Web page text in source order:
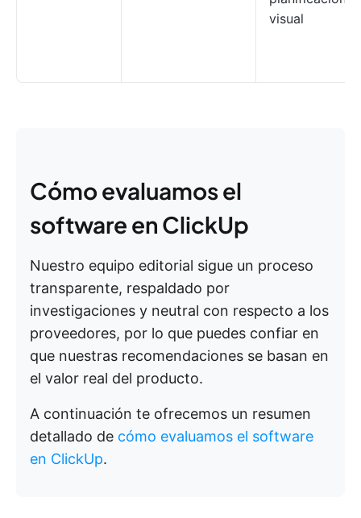
visual
Cómo evaluamos el
software en ClickUp
Nuestro equipo editorial sigue un proceso
transparente, respaldado por
investigaciones y neutral con respecto a los
proveedores, por lo que puedes confiar en
que nuestras recomendaciones se basan en
el valor real del producto.
A continuación te ofrecemos un resumen
detallado de cómo evaluamos el software
en ClickUp.